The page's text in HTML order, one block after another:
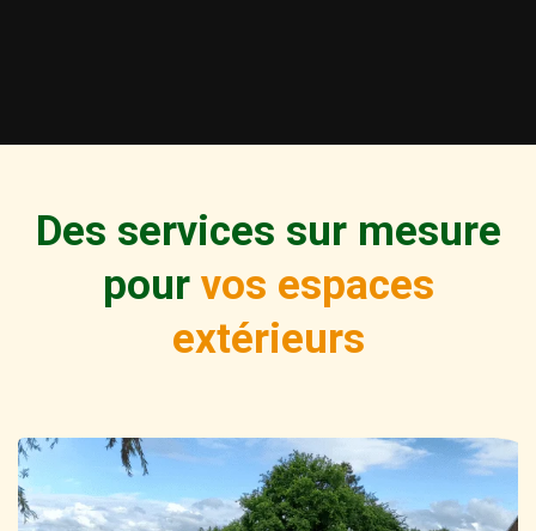
Des services sur mesure
pour vos espaces
extérieurs